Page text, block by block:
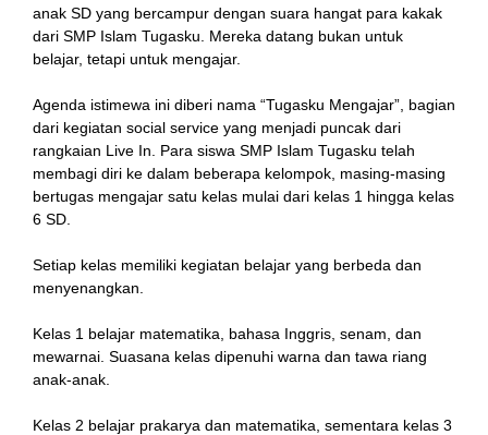
anak SD yang bercampur dengan suara hangat para kakak
dari SMP Islam Tugasku. Mereka datang bukan untuk
belajar, tetapi untuk mengajar.
Agenda istimewa ini diberi nama “Tugasku Mengajar”, bagian
dari kegiatan social service yang menjadi puncak dari
rangkaian Live In. Para siswa SMP Islam Tugasku telah
membagi diri ke dalam beberapa kelompok, masing-masing
bertugas mengajar satu kelas mulai dari kelas 1 hingga kelas
6 SD.
Setiap kelas memiliki kegiatan belajar yang berbeda dan
menyenangkan.
Kelas 1 belajar matematika, bahasa Inggris, senam, dan
mewarnai. Suasana kelas dipenuhi warna dan tawa riang
anak-anak.
Kelas 2 belajar prakarya dan matematika, sementara kelas 3